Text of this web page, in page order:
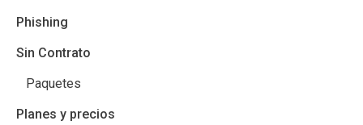
Phishing
Sin Contrato
Paquetes
Planes y precios